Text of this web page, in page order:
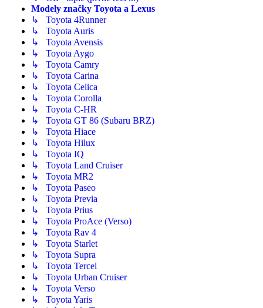
Modely značky Toyota a Lexus
↳ Toyota 4Runner
↳ Toyota Auris
↳ Toyota Avensis
↳ Toyota Aygo
↳ Toyota Camry
↳ Toyota Carina
↳ Toyota Celica
↳ Toyota Corolla
↳ Toyota C-HR
↳ Toyota GT 86 (Subaru BRZ)
↳ Toyota Hiace
↳ Toyota Hilux
↳ Toyota IQ
↳ Toyota Land Cruiser
↳ Toyota MR2
↳ Toyota Paseo
↳ Toyota Previa
↳ Toyota Prius
↳ Toyota ProAce (Verso)
↳ Toyota Rav 4
↳ Toyota Starlet
↳ Toyota Supra
↳ Toyota Tercel
↳ Toyota Urban Cruiser
↳ Toyota Verso
↳ Toyota Yaris